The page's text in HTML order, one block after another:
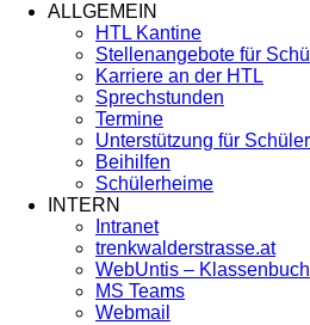
ALLGEMEIN
HTL Kantine
Stellenangebote für
Karriere an der HTL
Sprechstunden
Termine
Unterstützung für
Beihilfen
Schülerheime
INTERN
Intranet
trenkwalderstrasse.at
WebUntis – Klassenbuch
MS Teams
Webmail